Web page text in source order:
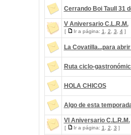
Cerrando Boi Taull 31
V Aniversario C.L.R.M.
[ Ir a página: 1 2 3 4]
La Covatilla...para
Ruta ciclo-
HOLA CHICOS
Algo de esta
VI Aniversario C.L.R.M.
[ Ir a página: 1 2 3 ]